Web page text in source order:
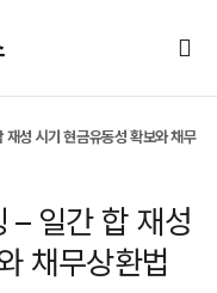
재성 시기 현금유동성 확보와 채무
– 일간 합 재성
채무상환법